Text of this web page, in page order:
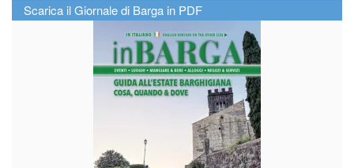
Scarica il Giornale di Barga in PDF